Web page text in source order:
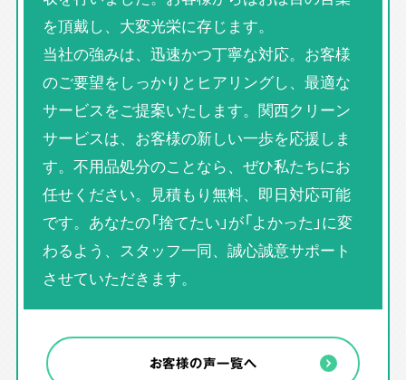
を頂戴し、大変光栄に存じます。
当社の強みは、迅速かつ丁寧な対応。お客様
のご要望をしっかりとヒアリングし、最適な
サービスをご提案いたします。関西クリーン
サービスは、お客様の新しい一歩を応援しま
す。不用品処分のことなら、ぜひ私たちにお
任せください。見積もり無料、即日対応可能
です。あなたの「捨てたい」が「よかった」に変
わるよう、スタッフ一同、誠心誠意サポート
させていただきます。
お客様の声一覧へ